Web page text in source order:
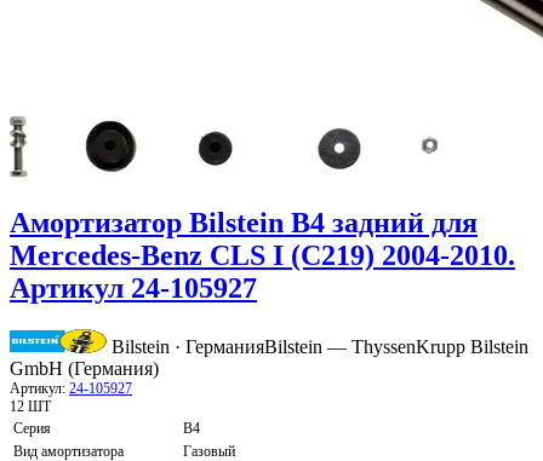
Амортизатор Bilstein B4 задний для
Mercedes-Benz CLS I (C219) 2004-2010.
Артикул 24-105927
Bilstein · ГерманияBilstein — ThyssenKrupp Bilstein
GmbH (Германия)
Артикул: 24-105927
12 ШТ
Серия
B4
Вид амортизатора
Газовый